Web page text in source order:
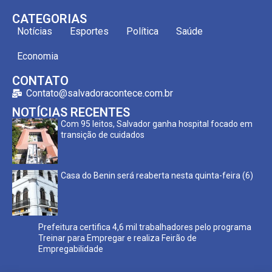
CATEGORIAS
Notícias Esportes Política Saúde
Economia
CONTATO
Contato@salvadoracontece.com.br
NOTÍCIAS RECENTES
Com 95 leitos, Salvador ganha hospital focado em
transição de cuidados
Casa do Benin será reaberta nesta quinta-feira (6)
Prefeitura certifica 4,6 mil trabalhadores pelo programa
Treinar para Empregar e realiza Feirão de
Empregabilidade